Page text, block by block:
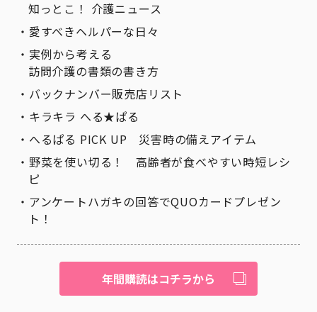
知っとこ！ 介護ニュース
愛すべきヘルパーな日々
実例から考える
訪問介護の書類の書き方
バックナンバー販売店リスト
キラキラ へる★ぱる
へるぱる PICK UP 災害時の備えアイテム
野菜を使い切る！ 高齢者が食べやすい時短レシ
ピ
アンケートハガキの回答でQUOカードプレゼン
ト！
年間購読はコチラから